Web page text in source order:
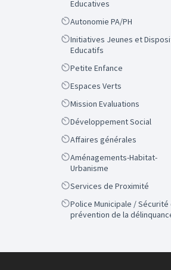
Educatives
ScopeAutonomie PA/PH
Scope
Initiatives Jeunes et Dispositifs
Educatifs
ScopePetite Enfance
ScopeEspaces Verts
ScopeMission Evaluations
ScopeDéveloppement Social
ScopeAffaires générales
Scope
Aménagements-Habitat-
Urbanisme
ScopeServices de Proximité
Scope
Police Municipale / Sécurité et
prévention de la